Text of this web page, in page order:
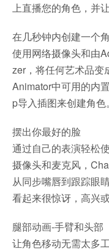
上直播您的角色，并
在几秒钟内创建一个
使用网络摄像头和由
zer，将任何艺术品变
Animator中可用的内
p导入插图来创建角色。
摆出你最好的脸
通过自己的表演轻松
摄像头和麦克风，
从同步嘴唇到跟踪眼
看起来很惊讶，高兴
腿部动画-手臂和头部
让角色移动无需太多